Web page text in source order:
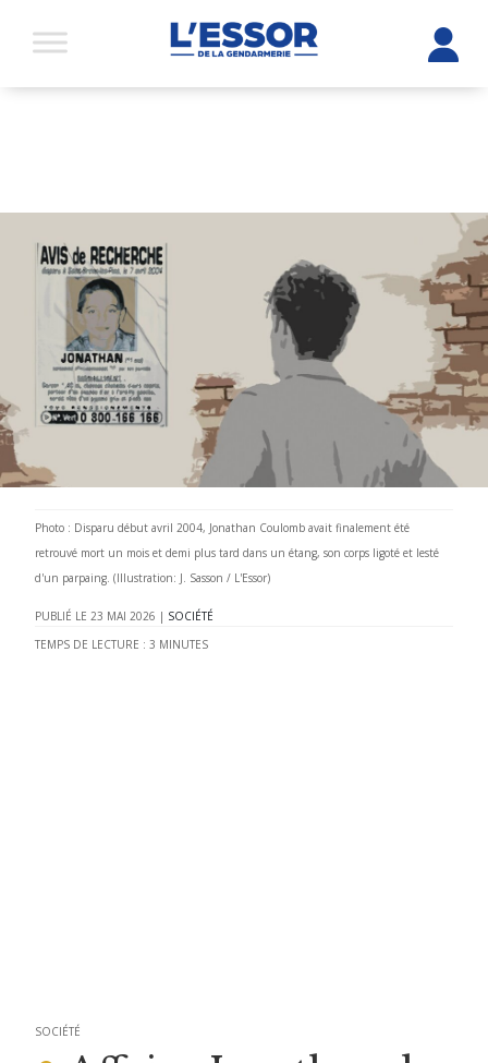
Photo : Disparu début avril 2004, Jonathan Coulomb avait finalement été
retrouvé mort un mois et demi plus tard dans un étang, son corps ligoté et lesté
d'un parpaing. (Illustration: J. Sasson / L'Essor)
23 MAI 2026 | SOCIÉTÉ
TEMPS DE LECTURE : 3 MINUTES
SOCIÉTÉ